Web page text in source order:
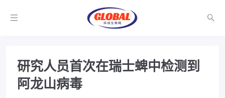
研究人员首次在瑞士蜱中检测到
阿龙山病毒